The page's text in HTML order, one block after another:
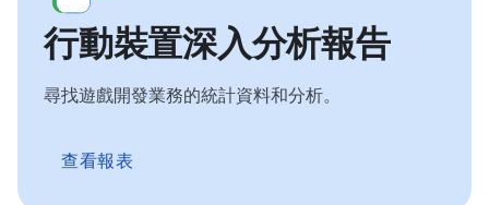
行動裝置深入分析報告
尋找遊戲開發業務的統計資料和分析。
查看報表